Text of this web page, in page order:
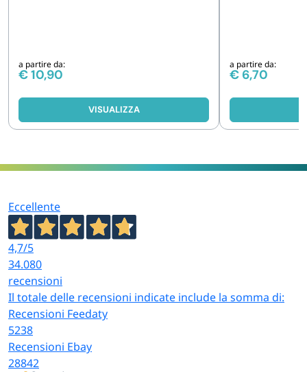
a partire da:
€10,90
VISUALIZZA
a partire da:
€ 6,70
Eccellente
4,7/5
34.080
recensioni
Il totale delle recensioni indicate include la somma di:
Recensioni Feedaty
5238
Recensioni Ebay
28842